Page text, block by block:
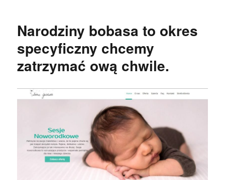
Narodziny bobasa to okres
specyficzny chcemy
zatrzymać ową chwile.